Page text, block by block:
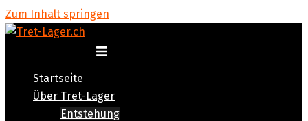
Zum Inhalt springen
Startseite
Über Tret-Lager
Entstehung